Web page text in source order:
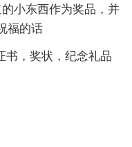
小东西作为奖品，并
福的话
，奖状，纪念礼品